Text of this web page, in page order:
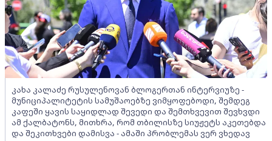
კახა კალაძე რუსულენოვან ბლოგერთან ინტერვიუზე -
მუნიციპალიტეტის სამუშაოებზე ვიმყოფებოდი, შემდეგ
კაფეში ყავის საყიდლად შევედი და შემთხვევით შევხვდი
ამ ქალბატონს, მითხრა, რომ თბილისზე სიუჟეტს აკეთებდა
და შეკითხვები დამისვა - ამაში პრობლემას ვერ ვხედავ